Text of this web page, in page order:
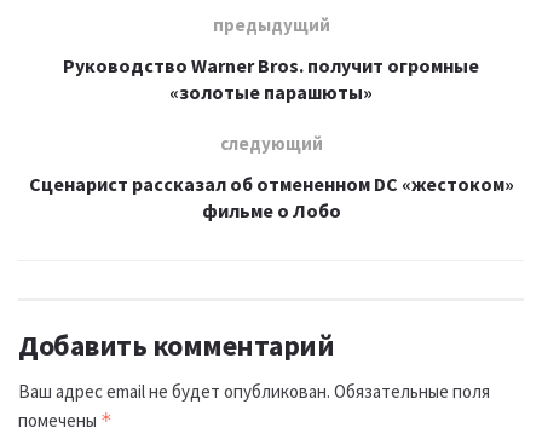
предыдущий
Руководство Warner Bros. получит огромные
«золотые парашюты»
следующий
Сценарист рассказал об отмененном DC «жестоком»
фильме о Лобо
Добавить комментарий
Ваш адрес email не будет опубликован. Обязательные поля
помечены *